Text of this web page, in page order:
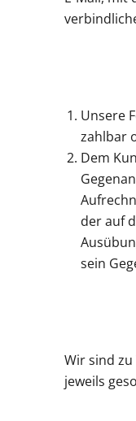
Unsere
zahlbar
Dem
der auf
sein
Wir sind
jeweils